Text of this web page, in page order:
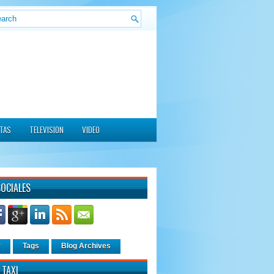
TELEVISION VIDEO
Tags Blog Archives